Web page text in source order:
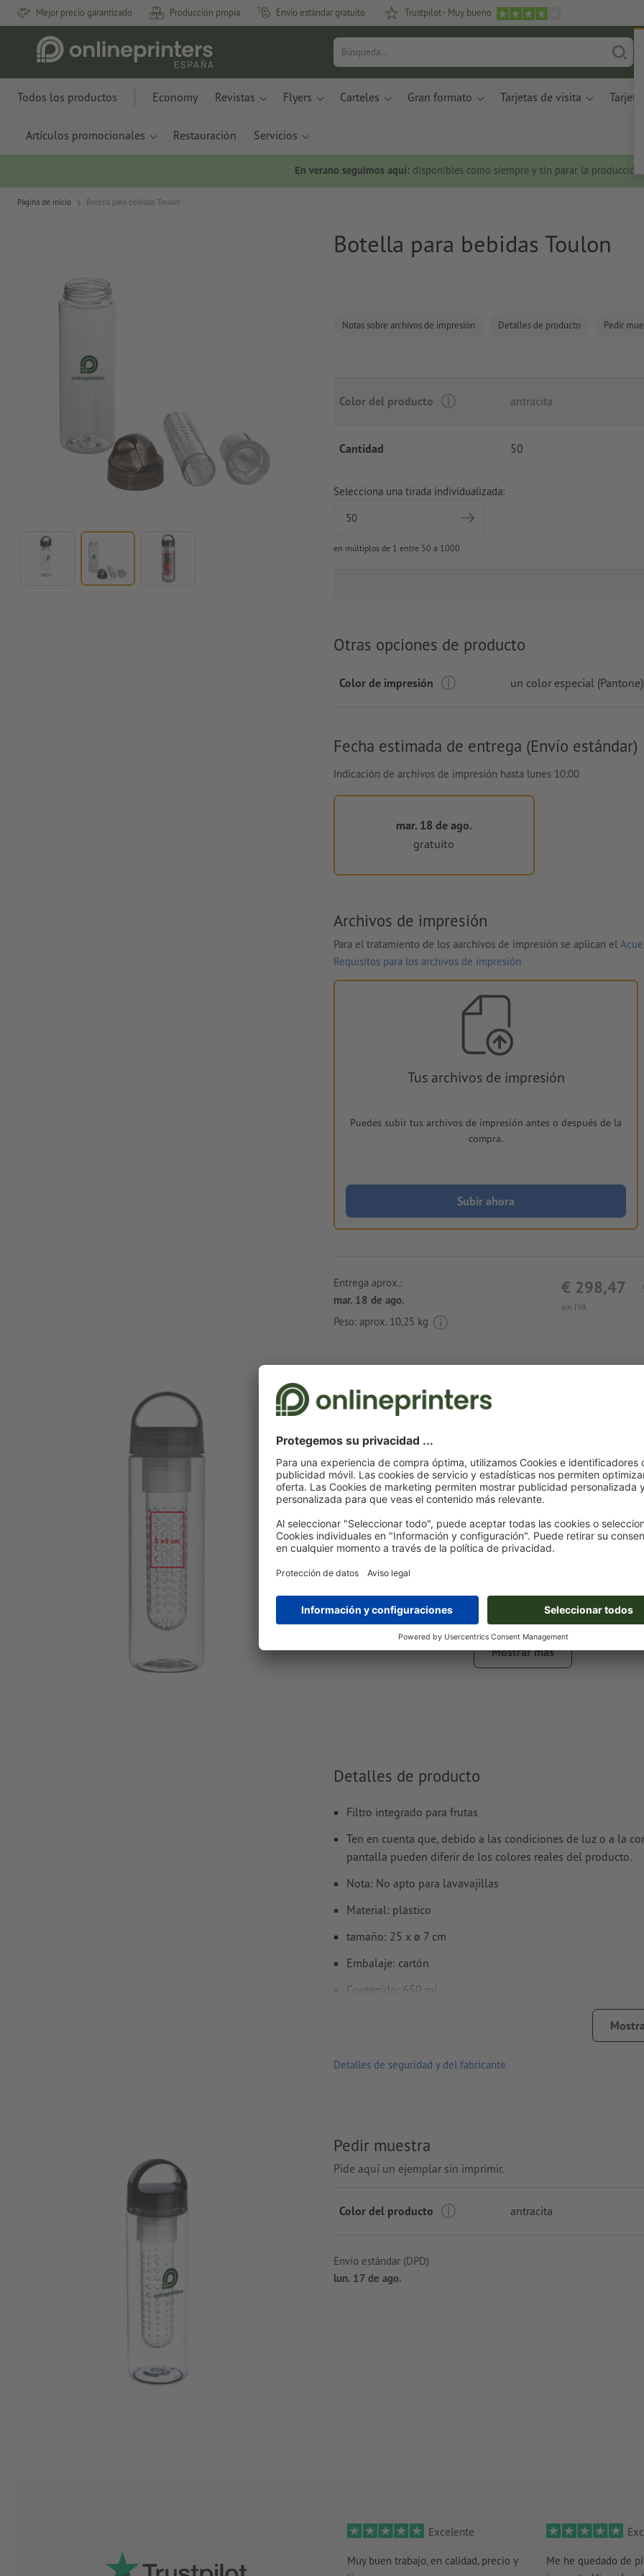
Mejor precio garantizado Producción propia Envío estándar gratuito Trustpilot - Muy bueno
Todos los productos Economy Revistas Flyers Carteles Gran formato Tarjetas de visita Tarjetas
Artículos promocionales Restauración Servicios
En verano seguimos aquí: disponibles como siempre y sin parar la producción.
Página de inicio Botella para bebidas Toulon
Botella para bebidas Toulon
Notas sobre archivos de impresión Detalles de producto Pedir
Color del producto antracita
Cantidad 50
Selecciona una tirada individualizada:
en múltiplos de 1 entre 50 a 1000
Otras opciones de producto
Color de impresión un color especial (Pantone)
Fecha estimada de entrega (Envío estándar)
Indicación de archivos de impresión hasta lunes 10:00
mar. 18 de ago.
gratuito
Archivos de impresión
Para el tratamiento de los aarchivos de impresión se aplican el
Requisitos para los archivos de impresión
Tus archivos de impresión
Puedes subir tus archivos de impresión antes o después de la
compra.
Subir ahora
sin IVA
€ 298,47
Entrega aprox.:
mar. 18 de ago.
Peso: aprox. 10,25 kg
Notas sobre archivos de impresión Botella
bebidas Toulon
Formato de datos : 3 x 5 cm
Es posible escoger uno o doscolores especialespara el
Denomina los campos de color con el correspondiente
del espacio de color Pantone FORMULA GUIDE Solid
«Pantone 286 C»).
No son posibles los colores metálicos ni neón.
Son posibles los colores de impresión oro (Pantone 871
(Pantone 877 C). Para ello, denomina el color sólido
datos de impresión como «gold» (oro) o «silver» (plata)
El archivo PDF listo para imprimir solo puede contener
¿Cómo creo archivos de impresión correctamente?
Mostrar más
Detalles de producto
Filtro integrado para frutas
Ten en cuenta que, debido a las condiciones de luz o a la
pantalla pueden diferir de los colores reales del producto.
Nota: No apto para lavavajillas
Material: plástico
tamaño: 25 x ø 7 cm
Embalaje: cartón
Contenido: 650 ml
Detalles de seguridad y del fabricante
Pedir muestra
Pide aquí un ejemplar sin imprimir.
Color del producto antracita
Envío estándar (DPD)
lun. 17 de ago.
Excelente
Muy buen trabajo, en calidad, precio y
Me he quedado de